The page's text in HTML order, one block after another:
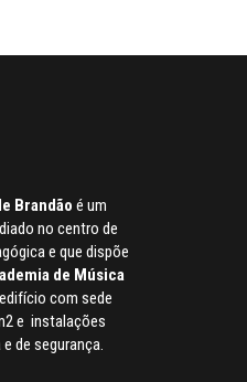
Brandão é um
no centro de
e que dispõe
de Música
com sede
e instalações
de segurança.